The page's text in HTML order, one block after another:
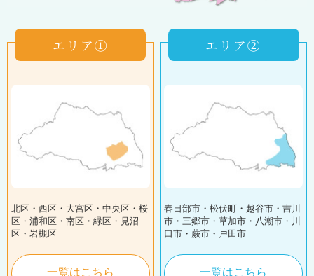
エリア①
北区・西区・大宮区・中央区・桜
区・浦和区・南区・緑区・見沼
区・岩槻区
一覧はこちら
エリア②
春日部市・松伏町・越谷市・吉川
市・三郷市・草加市・八潮市・川
口市・蕨市・戸田市
一覧はこちら